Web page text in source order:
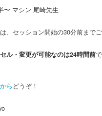
〜 マシン 尾崎先生
、セッション開始の30分前まで
ル・変更が可能なのは24時間前
ら どうぞ！